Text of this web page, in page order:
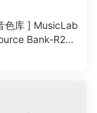
aspects –
for the
色库 ] MusicLab
Bank-R2R
）